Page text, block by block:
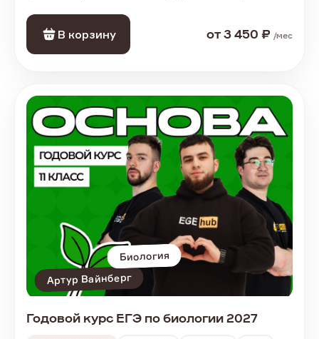
В корзину от 3 450 ₽ /мес
Биология
Артур Вайнберг
Годовой курс ЕГЭ по биологии 2027